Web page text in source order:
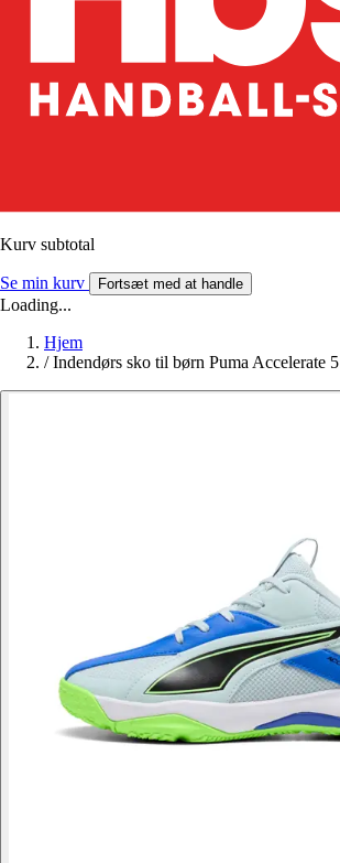
Kurv subtotal
Se min kurv Fortsæt med at handle
Loading...
Hjem
/ Indendørs sko til børn Puma Accelerate 5